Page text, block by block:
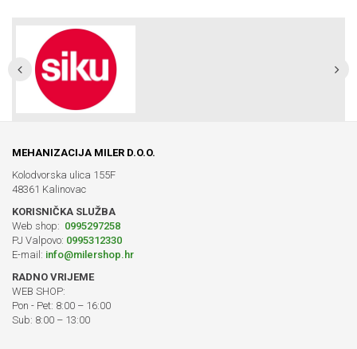
MEHANIZACIJA MILER D.O.O.
Kolodvorska ulica 155F
48361 Kalinovac
KORISNIČKA SLUŽBA
Web shop: 0995297258
PJ Valpovo: 0995312330
E-mail: info@milershop.hr
RADNO VRIJEME
WEB SHOP:
Pon - Pet: 8:00 – 16:00
Sub: 8:00 – 13:00